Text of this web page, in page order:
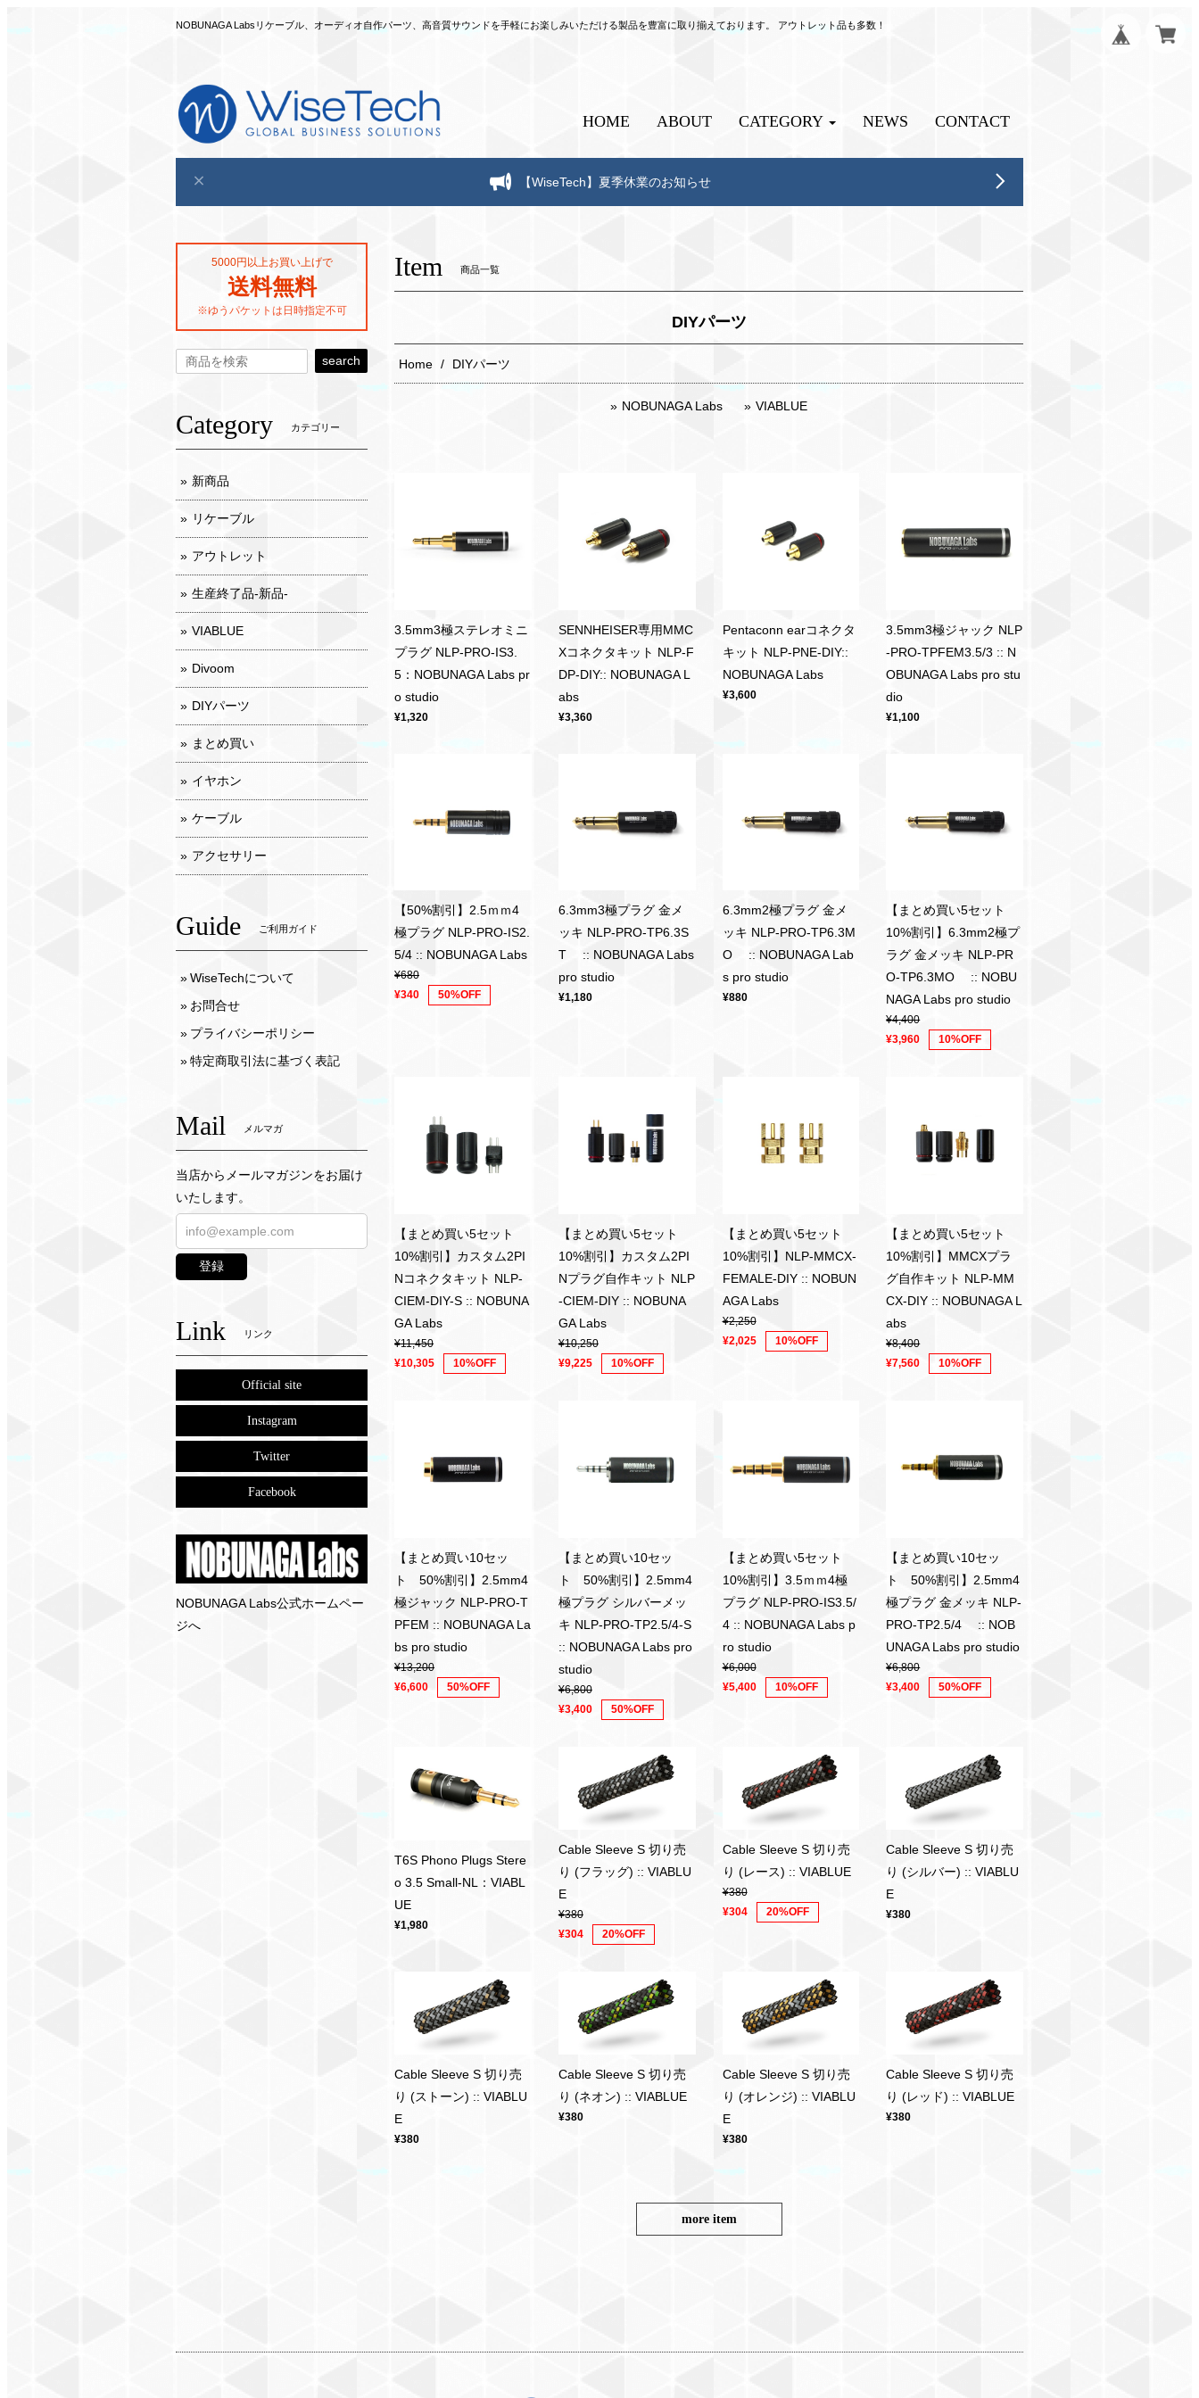
NOBUNAGA Labsリケーブル、オーディオ自作パーツ、高音質サウンドを手軽にお楽しみいただける製品を豊富に取り揃えております。 アウトレット品も多数！
HOME ABOUT CATEGORY NEWS CONTACT
【WiseTech】夏季休業のお知らせ
Item 商品一覧
DIYパーツ
Home DIYパーツ
NOBUNAGA Labs VIABLUE
3.5mm3極ステレオミニ
プラグ NLP-PRO-IS3.
5：NOBUNAGA Labs pr
o studio
¥1,320
SENNHEISER専用MMC
Xコネクタキット NLP-F
DP-DIY:: NOBUNAGA L
abs
¥3,360
Pentaconn earコネクタ
キット NLP-PNE-DIY::
NOBUNAGA Labs
¥3,600
3.5mm3極ジャック NLP
-PRO-TPFEM3.5/3 :: N
OBUNAGA Labs pro stu
dio
¥1,100
【50%割引】2.5ｍｍ4
極プラグ NLP-PRO-IS2.
5/4 :: NOBUNAGA Labs
¥680
¥340
50%OFF
6.3mm3極プラグ 金メ
ッキ NLP-PRO-TP6.3S
T :: NOBUNAGA Labs
pro studio
¥1,180
6.3mm2極プラグ 金メ
ッキ NLP-PRO-TP6.3M
O :: NOBUNAGA Lab
s pro studio
¥880
【まとめ買い5セット
10%割引】6.3mm2極プ
ラグ 金メッキ NLP-PR
O-TP6.3MO :: NOBU
NAGA Labs pro studio
¥4,400
¥3,960
10%OFF
【まとめ買い5セット
10%割引】カスタム2PI
Nコネクタキット NLP-
CIEM-DIY-S :: NOBUNA
GA Labs
¥11,450
¥10,305
10%OFF
【まとめ買い5セット
10%割引】カスタム2PI
Nプラグ自作キット NLP
-CIEM-DIY :: NOBUNA
GA Labs
¥10,250
¥9,225
10%OFF
【まとめ買い5セット
10%割引】NLP-MMCX-
FEMALE-DIY :: NOBUN
AGA Labs
¥2,250
¥2,025
10%OFF
【まとめ買い5セット
10%割引】MMCXプラ
グ自作キット NLP-MM
CX-DIY :: NOBUNAGA L
abs
¥8,400
¥7,560
10%OFF
【まとめ買い10セッ
ト 50%割引】2.5mm4
極ジャック NLP-PRO-T
PFEM :: NOBUNAGA La
bs pro studio
¥13,200
¥6,600
50%OFF
【まとめ買い10セッ
ト 50%割引】2.5mm4
極プラグ シルバーメッ
キ NLP-PRO-TP2.5/4-S
:: NOBUNAGA Labs pro
studio
¥6,800
¥3,400
50%OFF
【まとめ買い5セット
10%割引】3.5ｍｍ4極
プラグ NLP-PRO-IS3.5/
4 :: NOBUNAGA Labs p
ro studio
¥6,000
¥5,400
10%OFF
【まとめ買い10セッ
ト 50%割引】2.5mm4
極プラグ 金メッキ NLP-
PRO-TP2.5/4 :: NOB
UNAGA Labs pro studio
¥6,800
¥3,400
50%OFF
T6S Phono Plugs Stere
o 3.5 Small-NL：VIABL
UE
¥1,980
Cable Sleeve S 切り売
り (フラッグ) :: VIABLU
E
¥380
¥304
20%OFF
Cable Sleeve S 切り売
り (レース) :: VIABLUE
¥380
¥304
20%OFF
Cable Sleeve S 切り売
り (シルバー) :: VIABLU
E
¥380
Cable Sleeve S 切り売
り (ストーン) :: VIABLU
E
¥380
Cable Sleeve S 切り売
り (ネオン) :: VIABLUE
¥380
Cable Sleeve S 切り売
り (オレンジ) :: VIABLU
E
¥380
Cable Sleeve S 切り売
り (レッド) :: VIABLUE
¥380
more item
5000円以上お買い上げで
送料無料
※ゆうパケットは日時指定不可
search
Category カテゴリー
新商品
リケーブル
アウトレット
生産終了品-新品-
VIABLUE
Divoom
DIYパーツ
まとめ買い
イヤホン
ケーブル
アクセサリー
Guide ご利用ガイド
WiseTechについて
お問合せ
プライバシーポリシー
特定商取引法に基づく表記
Mail メルマガ
当店からメールマガジンをお届け
いたします。
登録
Link リンク
Official site
Instagram
Twitter
Facebook
NOBUNAGA Labs公式ホームペー
ジへ